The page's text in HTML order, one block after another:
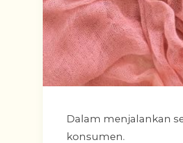
Dalam menjalankan
konsumen.